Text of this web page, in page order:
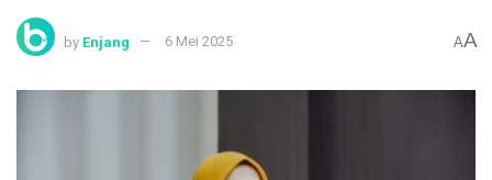
by Enjang 6 Mei 2025 AA